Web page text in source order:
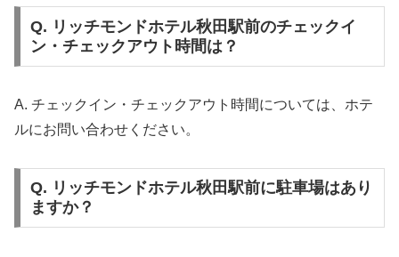
Q. リッチモンドホテル秋田駅前のチェックイ
ン・チェックアウト時間は？
A. チェックイン・チェックアウト時間については、ホテ
ルにお問い合わせください。
Q. リッチモンドホテル秋田駅前に駐車場はあり
ますか？